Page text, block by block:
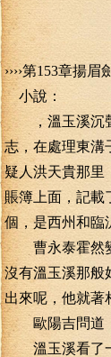
››››第153章揚
小說：
，溫玉溪沉聲
志，在處理東溝
疑人洪天貴那里
賬簿上面，記載
個，是西州和臨
曹永泰霍然變
沒有溫玉溪那般
出來呢，他就著
歐陽吉問道：
溫玉溪看了一